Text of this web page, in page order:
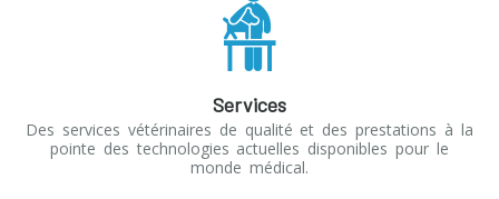
Services
Des services vétérinaires de qualité et des prestations à la
pointe des technologies actuelles disponibles pour le
monde médical.